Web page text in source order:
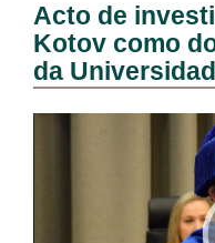
Acto de
Kotov como
da